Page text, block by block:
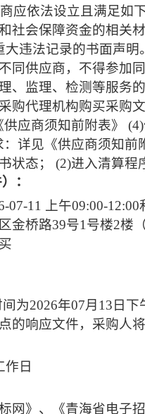
应依法设立且满足如
社会保障资金的相关
大违法记录的书面声
同供应商，不得参加
、监理、检测等服务
购代理机构购买采购
应商须知前附表》
详见《供应商须知
状态； (2)进入清算
：
07-11 上午09:00-
金桥路39号1号楼2楼
为2026年07月13日
的响应文件，采购人
作日
网》、《青海省电子